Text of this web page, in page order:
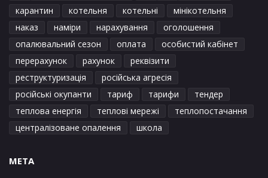
карантин
котельня котельні
мінікотельня
наказ
наміри нарахування
оголошення
опалювальний сезон
оплата
особистий кабінет
перерахунок
рахунок
реквізити
реструктуризація
російська агресія
російські окупанти
тариф тарифи
тендер
теплова енергія
теплові мережі
теплопостачання
централізоване опалення
школа
META